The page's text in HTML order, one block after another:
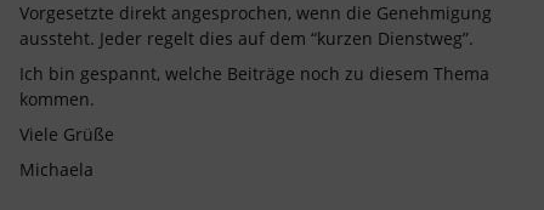
Vorgesetzte direkt angesprochen, wenn die Genehmigung
aussteht. Jeder regelt dies auf dem “kurzen Dienstweg”.
Ich bin gespannt, welche Beiträge noch zu diesem Thema
kommen.
Viele Grüße
Michaela